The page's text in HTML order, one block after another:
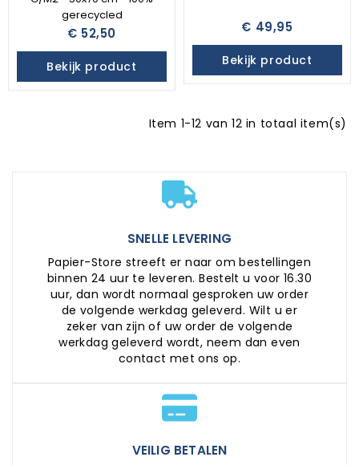
gerecycled
€ 52,50
Bekijk product
€ 49,95
Bekijk product
Item 1-12 van 12 in totaal item(s)
SNELLE LEVERING
Papier-Store streeft er naar om bestellingen
binnen 24 uur te leveren. Bestelt u voor 16.30
uur, dan wordt normaal gesproken uw order
de volgende werkdag geleverd. Wilt u er
zeker van zijn of uw order de volgende
werkdag geleverd wordt, neem dan even
contact met ons op.
VEILIG BETALEN